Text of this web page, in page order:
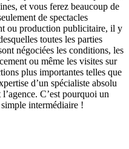
et vous ferez beaucoup de
de spectacles
ou production publicitaire, il y
toutes les parties
négociées les conditions, les
ou même les visites sur
plus importantes telles que
d’un spécialiste absolu
C’est pourquoi un
intermédiaire !